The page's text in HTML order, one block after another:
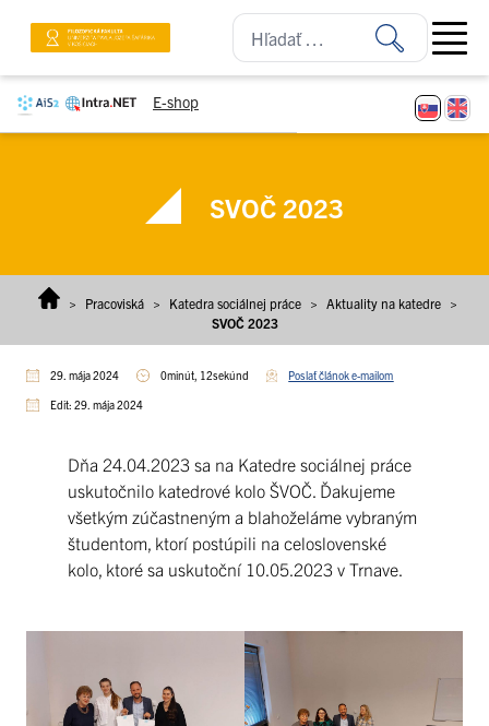
E-shop
Open
SVOČ 2023
> Pracoviská > Katedra sociálnej práce > Aktuality na katedre
>
SVOČ 2023
29. mája 2024 0minút, 12sekúnd Poslať článok e-mailom
Edit: 29. mája 2024
Dňa 24.04.2023 sa na Katedre sociálnej práce
uskutočnilo katedrové kolo ŠVOČ. Ďakujeme
všetkým zúčastneným a blahoželáme vybraným
študentom, ktorí postúpili na celoslovenské
kolo, ktoré sa uskutoční 10.05.2023 v Trnave.